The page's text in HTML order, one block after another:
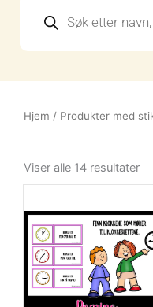
search
Hjem / Produkter med
Viser alle 14 resultater